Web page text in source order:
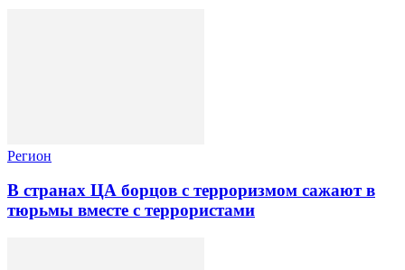
Регион
В странах ЦА борцов с терроризмом сажают в
тюрьмы вместе с террористами